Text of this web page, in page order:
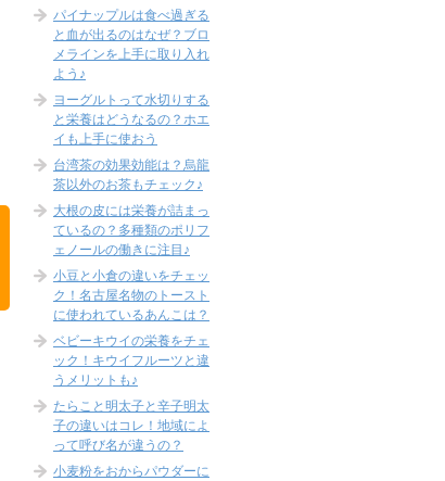
パイナップルは食べ過ぎる
と血が出るのはなぜ？ブロ
メラインを上手に取り入れ
よう♪
ヨーグルトって水切りする
と栄養はどうなるの？ホエ
イも上手に使おう
台湾茶の効果効能は？烏龍
茶以外のお茶もチェック♪
大根の皮には栄養が詰まっ
ているの？多種類のポリフ
ェノールの働きに注目♪
小豆と小倉の違いをチェッ
ク！名古屋名物のトースト
に使われているあんこは？
ベビーキウイの栄養をチェ
ック！キウイフルーツと違
うメリットも♪
たらこと明太子と辛子明太
子の違いはコレ！地域によ
って呼び名が違うの？
小麦粉をおからパウダーに